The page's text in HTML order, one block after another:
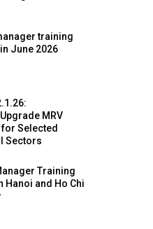
training
June 2026
MRV
Selected
Sectors
Training
Hanoi and Ho Chi